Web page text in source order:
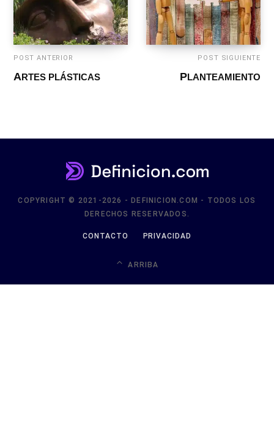
POST ANTERIOR
ARTES PLÁSTICAS
POST SIGUIENTE
PLANTEAMIENTO
COPYRIGHT © 2021-2026 - DEFINICION.COM - TODOS LOS
DERECHOS RESERVADOS.
CONTACTO PRIVACIDAD
ARRIBA